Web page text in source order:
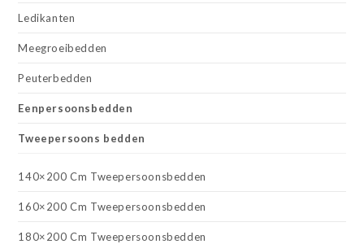
Ledikanten
Meegroeibedden
Peuterbedden
Eenpersoonsbedden
Tweepersoons bedden
140×200 Cm Tweepersoonsbedden
160×200 Cm Tweepersoonsbedden
180×200 Cm Tweepersoonsbedden